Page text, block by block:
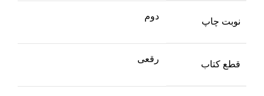
نوبت چاپ
دوم
قطع کتاب
رقعی